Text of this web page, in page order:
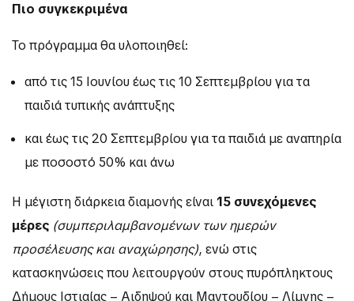
Πιο συγκεκριμένα
Το πρόγραμμα θα υλοποιηθεί:
από τις 15 Ιουνίου έως τις 10 Σεπτεμβρίου για τα
παιδιά τυπικής ανάπτυξης
και έως τις 20 Σεπτεμβρίου για τα παιδιά με αναπηρία
με ποσοστό 50% και άνω
Η μέγιστη διάρκεια διαμονής είναι 15 συνεχόμενες
μέρες (συμπεριλαμβανομένων των ημερών
προσέλευσης και αναχώρησης), ενώ στις
κατασκηνώσεις που λειτουργούν στους πυρόπληκτους
Δήμους Ιστιαίας – Αιδηψού και Μαντουδίου – Λίμνης –